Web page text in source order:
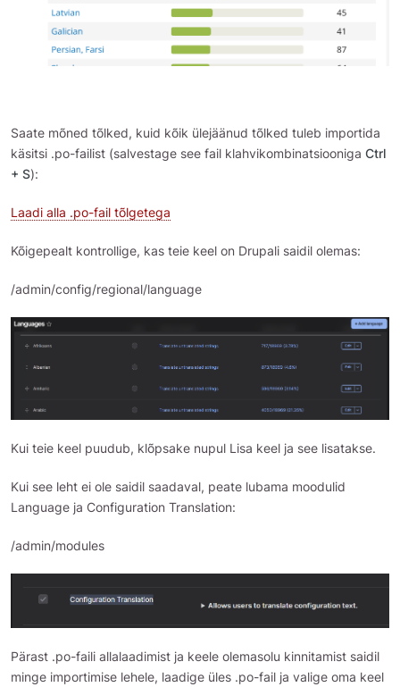
Saate mõned tõlked, kuid kõik ülejäänud tõlked tuleb importida
käsitsi .po-failist (salvestage see fail klahvikombinatsiooniga Ctrl
+ S):
Laadi alla .po-fail tõlgetega
Kõigepealt kontrollige, kas teie keel on Drupali saidil olemas:
/admin/config/regional/language
Kui teie keel puudub, klõpsake nupul Lisa keel ja see lisatakse.
Kui see leht ei ole saidil saadaval, peate lubama moodulid
Language ja Configuration Translation:
/admin/modules
Pärast .po-faili allalaadimist ja keele olemasolu kinnitamist saidil
minge importimise lehele, laadige üles .po-fail ja valige oma keel